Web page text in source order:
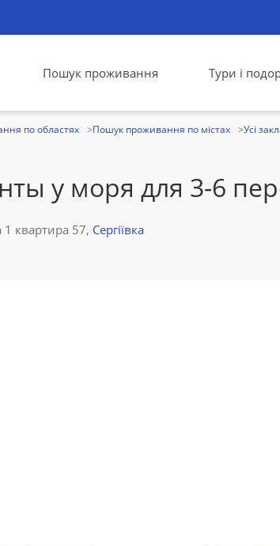
Пошук проживання Тури і
по областях Пошук проживання по містах Усі
у моря для 3-6
1 квартира 57, Сергіївка